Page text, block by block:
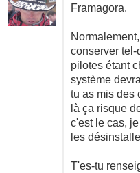
Framagora.
conserver tel-
pilotes étant
système
tu as mis des
là ça risque
c'est le cas,
les
T'es-tu